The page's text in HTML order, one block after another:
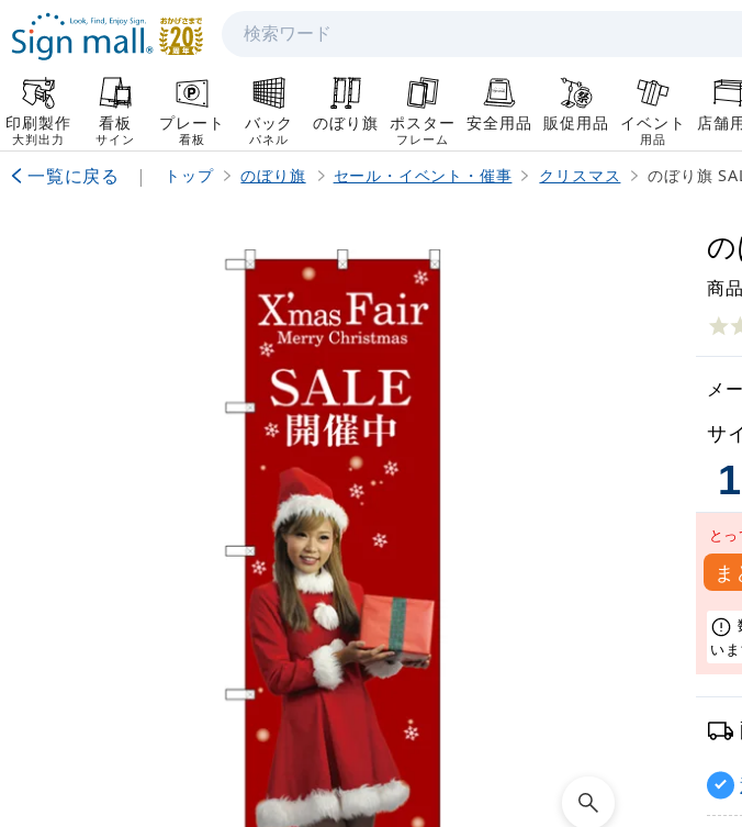
検索
印刷製作
大判出力
看板
サイン
プレート
看板
バック
パネル
のぼり旗 ポスター
フレーム
安全用品 販促用品 イベント
用品
店舗
一覧に戻る | トップ のぼり旗 セール・イベント・催事 クリスマス のぼり旗
商
メ
サ
と
ま
い